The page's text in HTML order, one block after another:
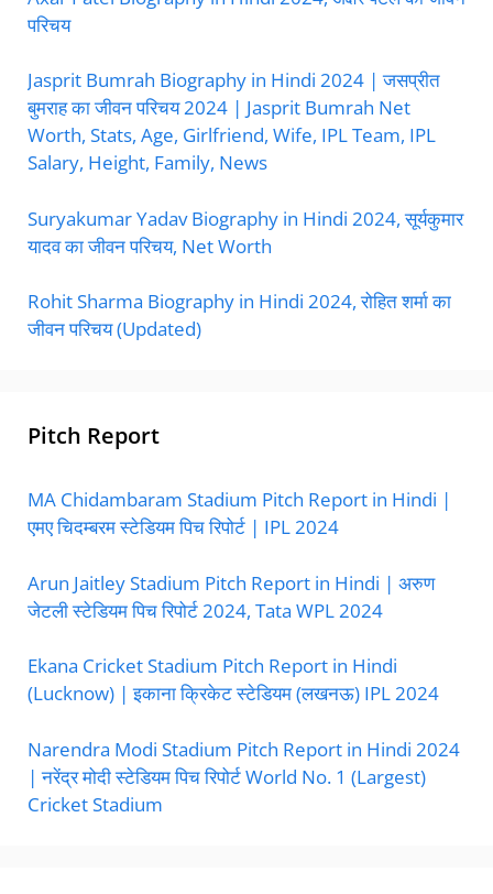
परिचय
Jasprit Bumrah Biography in Hindi 2024 | जसप्रीत
बुमराह का जीवन परिचय 2024 | Jasprit Bumrah Net
Worth, Stats, Age, Girlfriend, Wife, IPL Team, IPL
Salary, Height, Family, News
Suryakumar Yadav Biography in Hindi 2024, सूर्यकुमार
यादव का जीवन परिचय, Net Worth
Rohit Sharma Biography in Hindi 2024, रोहित शर्मा का
जीवन परिचय (Updated)
Pitch Report
MA Chidambaram Stadium Pitch Report in Hindi |
एमए चिदम्बरम स्टेडियम पिच रिपोर्ट | IPL 2024
Arun Jaitley Stadium Pitch Report in Hindi | अरुण
जेटली स्टेडियम पिच रिपोर्ट 2024, Tata WPL 2024
Ekana Cricket Stadium Pitch Report in Hindi
(Lucknow) | इकाना क्रिकेट स्टेडियम (लखनऊ) IPL 2024
Narendra Modi Stadium Pitch Report in Hindi 2024
| नरेंद्र मोदी स्टेडियम पिच रिपोर्ट World No. 1 (Largest)
Cricket Stadium